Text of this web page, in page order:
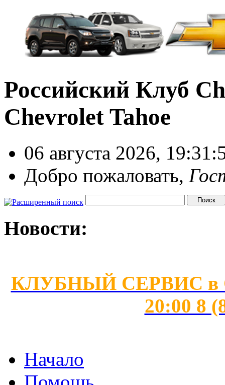
Российский Клуб
Chevrolet Tahoe
06 августа 2026,
Добро пожаловать,
Новости:
КЛУБНЫЙ СЕРВИС в
20:00 8
Начало